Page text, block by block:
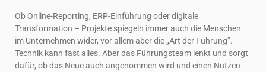
Ob Online-Reporting, ERP-Einführung oder digitale
Transformation – Projekte spiegeln immer auch die Menschen
im Unternehmen wider, vor allem aber die „Art der Führung”.
Technik kann fast alles. Aber das Führungsteam lenkt und sorgt
dafür, ob das Neue auch angenommen wird und einen Nutzen